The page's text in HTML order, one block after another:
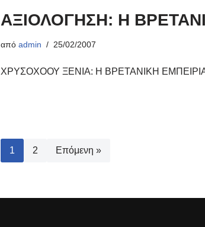
ΑΞΙΟΛΟΓΗΣΗ: Η
απόadmin 25/02/2007
ΧΡΥΣΟΧΟΟΥ ΞΕΝΙΑ: Η ΒΡΕΤΑΝΙΚΗ ΕΜΠΕΙΡΙΑ,
1 2 Επόμενη »